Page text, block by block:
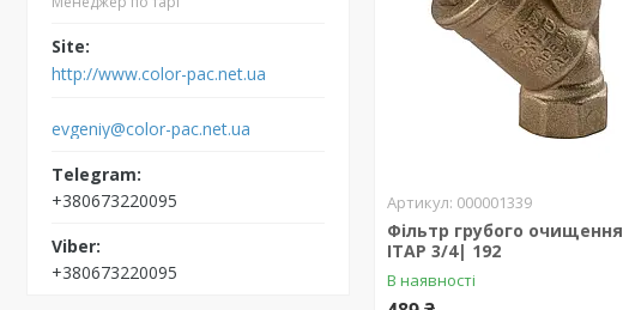
http://www.color-pac.net.ua
evgeniy@color-pac.net.ua
+380673220095
+380673220095
000001339
Фільтр грубого очищення
ITAP 3/4| 192
В наявності